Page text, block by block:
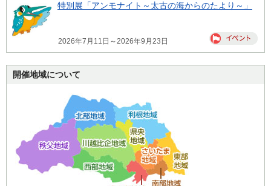
特別展「アンモナイト～太古の海からのたより～」
2026年7月11日～2026年9月23日
開催地域について